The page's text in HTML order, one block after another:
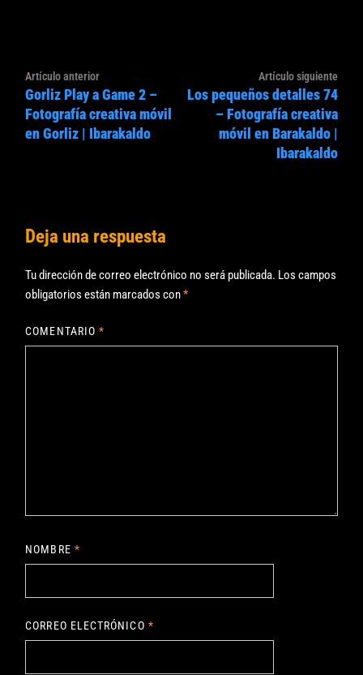
Navegación
de
entradas
Artículo anteriorArtículo
anterior:
Gorliz Play a Game 2 –
Fotografía creativa móvil
en Gorliz | Ibarakaldo
Artículo siguiente
Los pequeños detalles 74
– Fotografía creativa
móvil en Barakaldo |
Ibarakaldo
Deja una respuesta
Tu dirección de correo electrónico no será publicada. Los campos
obligatorios están marcados con*
COMENTARIO*
NOMBRE *
CORREO ELECTRÓNICO *